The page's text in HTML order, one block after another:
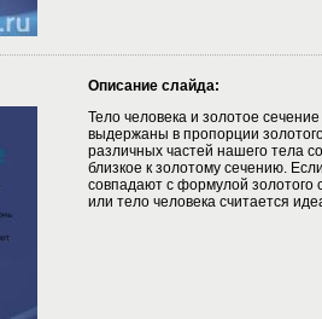
Описание слайда:
Тело человека и золотое
выдержаны в пропорции
различных частей нашего тела
близкое к золотому сечению.
совпадают с формулой золотого
или тело человека считается